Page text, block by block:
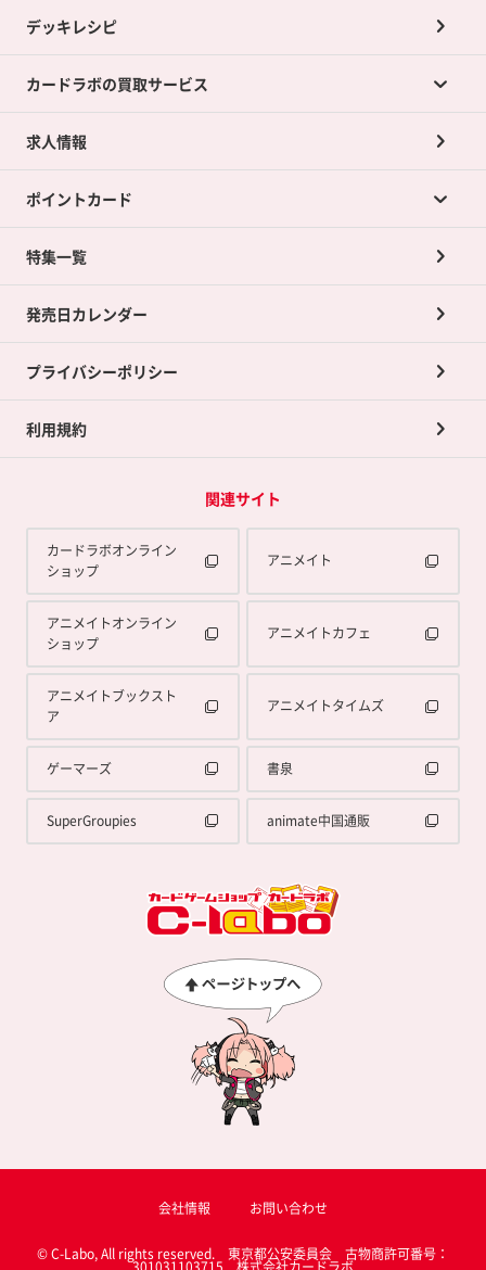
デッキレシピ
カードラボの買取サービス
カードラボの買取サービスTOP
店舗買取について
ネット買取について
買取承諾書について
求人情報
ポイントカード
ポイントカードTOP
ポイント交換景品
特集一覧
発売日カレンダー
プライバシーポリシー
利用規約
関連サイト
カードラボオンライン
ショップ
アニメイト
アニメイトオンライン
ショップ
アニメイトカフェ
アニメイトブックスト
ア
アニメイトタイムズ
ゲーマーズ 書泉
SuperGroupies animate中国通販
会社情報 お問い合わせ
© C-Labo, All rights reserved. 東京都公安委員会 古物商許可番号：